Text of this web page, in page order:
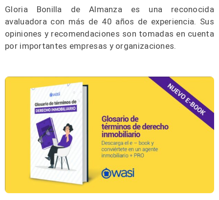
Gloria Bonilla de Almanza es una reconocida
avaluadora con más de 40 años de experiencia. Sus
opiniones y recomendaciones son tomadas en cuenta
por importantes empresas y organizaciones.